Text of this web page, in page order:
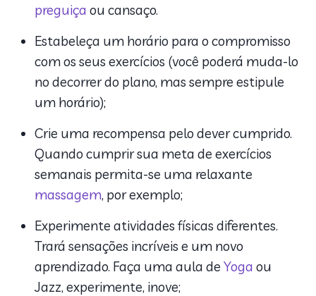
preguiça ou cansaço.
Estabeleça um horário para o compromisso
com os seus exercícios (você poderá muda-lo
no decorrer do plano, mas sempre estipule
um horário);
Crie uma recompensa pelo dever cumprido.
Quando cumprir sua meta de exercícios
semanais permita-se uma relaxante
massagem, por exemplo;
Experimente atividades físicas diferentes.
Trará sensações incríveis e um novo
aprendizado. Faça uma aula deYoga ou
Jazz, experimente, inove;